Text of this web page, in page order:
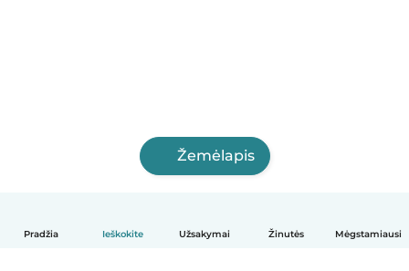
Pradžia Ieškokite Užsakymai Žinutės Mėgstamiausi
Žemėlapis